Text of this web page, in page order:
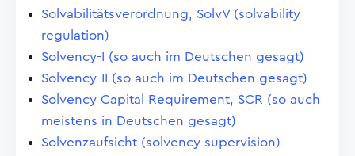
Solvabilitätsverordnung, SolvV (solvability
regulation)
Solvency-I (so auch im Deutschen gesagt)
Solvency-II (so auch im Deutschen gesagt)
Solvency Capital Requirement, SCR (so auch
meistens in Deutschen gesagt)
Solvenzaufsicht (solvency supervision)